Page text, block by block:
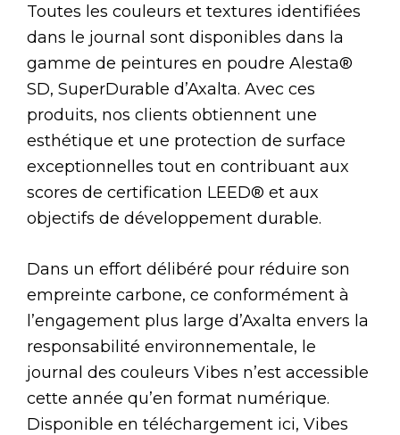
Toutes les couleurs et textures identifiées
dans le journal sont disponibles dans la
gamme de peintures en poudre Alesta®
SD, SuperDurable d’Axalta. Avec ces
produits, nos clients obtiennent une
esthétique et une protection de surface
exceptionnelles tout en contribuant aux
scores de certification LEED® et aux
objectifs de développement durable.
Dans un effort délibéré pour réduire son
empreinte carbone, ce conformément à
l’engagement plus large d’Axalta envers la
responsabilité environnementale, le
journal des couleurs Vibes n’est accessible
cette année qu’en format numérique.
Disponible en téléchargement ici, Vibes